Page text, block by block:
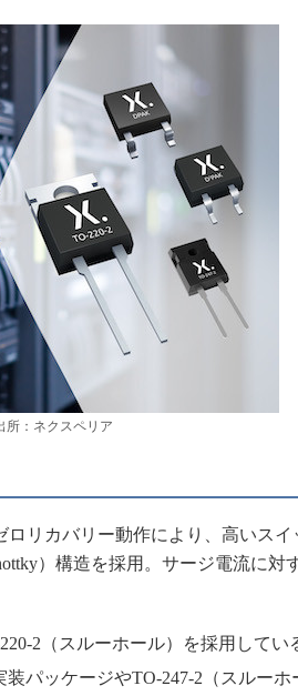
所：ネクスペリア
リカバリー動作により、高いスイ
）構造を採用。サージ電流に対
2（スルーホール）を採用してい
装パッケージやTO-247-2（スルーホ